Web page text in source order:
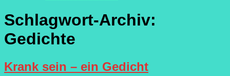
Schlagwort-Archiv:
Gedichte
Krank sein – ein Gedicht